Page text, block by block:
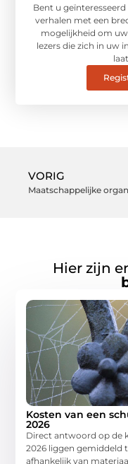
Bent u
verhalen met een
mogelijkheid om
lezers die zich in uw
VORIG
Hier zijn
Kosten van een
2026
Direct antwoord op de
2026 liggen gemiddeld
afhankelijk van